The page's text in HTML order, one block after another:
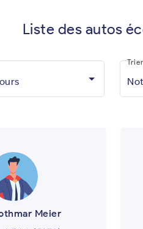
Liste des autos
Meier